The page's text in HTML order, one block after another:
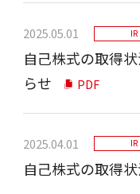
2025.05.01 IR
自己株式の取得
らせ
PDF
2025.04.01 IR
自己株式の取得